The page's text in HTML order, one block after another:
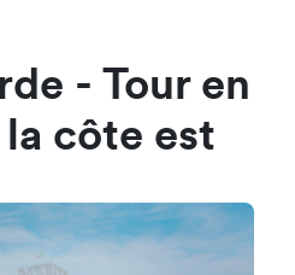
- Tour en
côte est